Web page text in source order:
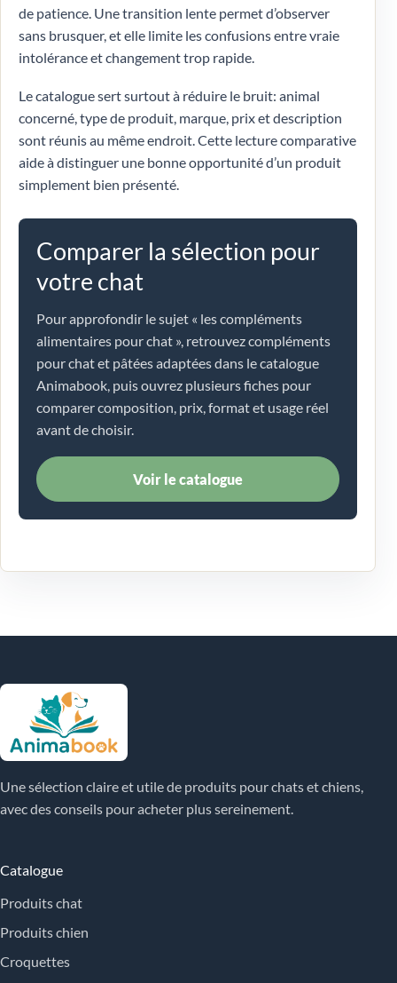
de patience. Une transition lente permet d’observer
sans brusquer, et elle limite les confusions entre vraie
intolérance et changement trop rapide.
Le catalogue sert surtout à réduire le bruit: animal
concerné, type de produit, marque, prix et description
sont réunis au même endroit. Cette lecture comparative
aide à distinguer une bonne opportunité d’un produit
simplement bien présenté.
Comparer la sélection pour
votre chat
Pour approfondir le sujet « les compléments
alimentaires pour chat », retrouvez compléments
pour chat et pâtées adaptées dans le catalogue
Animabook, puis ouvrez plusieurs fiches pour
comparer composition, prix, format et usage réel
avant de choisir.
Voir le catalogue
Une sélection claire et utile de produits pour chats et chiens,
avec des conseils pour acheter plus sereinement.
Catalogue
Produits chat
Produits chien
Croquettes